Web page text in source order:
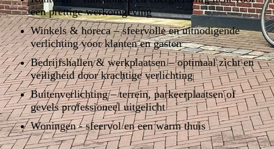
een prettige werkomgeving
Winkels & horeca – sfeervolle en uitnodigende
verlichting voor klanten en gasten
Bedrijfshallen & werkplaatsen – optimaal zicht en
veiligheid door krachtige verlichting
Buitenverlichting – terrein, parkeerplaatsen of
gevels professioneel uitgelicht
Woningen - sfeervol en een warm thuis